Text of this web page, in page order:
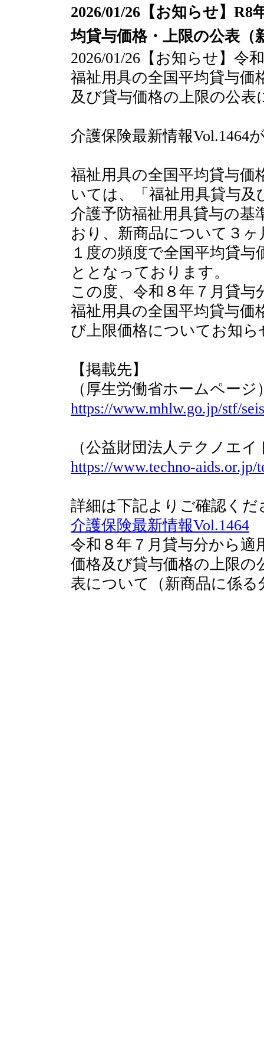
2026/01/26【お知らせ】
均貸与価格・上限の公表（
2026/01/26【お知らせ】令
福祉用具の全国平均貸与価
及び貸与価格の上限の公
介護保険最新情報Vol.1464
福祉用具の全国平均貸与価
いては、「福祉用具貸与及
介護予防福祉用具貸与の
おり、新商品について３ヶ
１度の頻度で全国平均貸
ととなっております。
この度、令和８年７月貸
福祉用具の全国平均貸与価
び上限価格についてお知
【掲載先】
（厚生労働省ホームページ
https://www.mhlw.go.jp/stf/
（公益財団法人テクノエイ
https://www.techno-aids.or.jp/
詳細は下記よりご確認くだ
介護保険最新情報Vol.1464
令和８年７月貸与分から適
価格及び貸与価格の上限の
表について（新商品に係